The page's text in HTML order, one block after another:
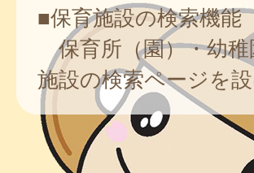
■保育施設の検索機能
保育所（園）・幼
施設の検索ページを